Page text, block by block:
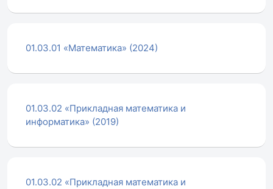
01.03.01 «Математика» (2024)
01.03.02 «Прикладная математика и
информатика» (2019)
01.03.02 «Прикладная математика и